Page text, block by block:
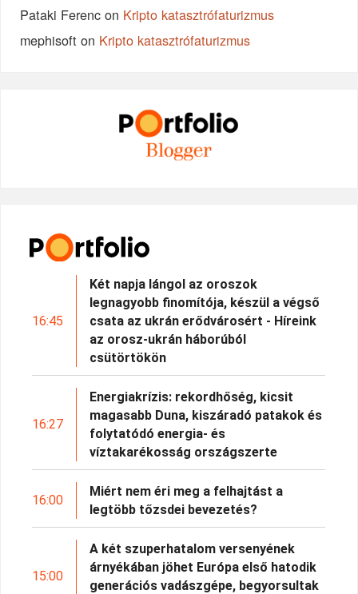
Pataki Ferenc on Kripto katasztrófaturizmus
mephisoft on Kripto katasztrófaturizmus
16:45
Két napja lángol az oroszok
legnagyobb finomítója, készül a végső
csata az ukrán erődvárosért - Híreink
az orosz-ukrán háborúból
csütörtökön
16:27
Energiakrízis: rekordhőség, kicsit
magasabb Duna, kiszáradó patakok és
folytatódó energia- és
víztakarékosság országszerte
16:00
Miért nem éri meg a felhajtást a
legtöbb tőzsdei bevezetés?
15:00
A két szuperhatalom versenyének
árnyékában jöhet Európa első hatodik
generációs vadászgépe, begyorsultak